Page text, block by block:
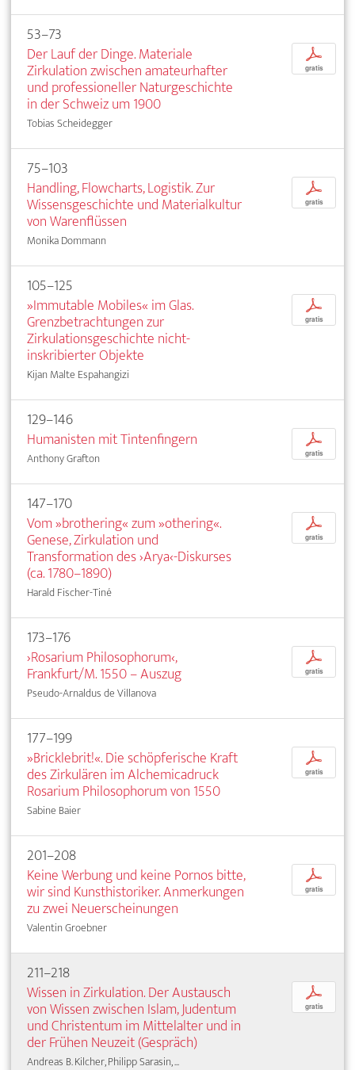
53–73
Der Lauf der Dinge. Materiale
Zirkulation zwischen amateurhafter
und professioneller Naturgeschichte
in der Schweiz um 1900
Tobias Scheidegger
p
gratis
75–103
Handling, Flowcharts, Logistik. Zur
Wissensgeschichte und Materialkultur
von Warenflüssen
Monika Dommann
p
gratis
105–125
»Immutable Mobiles« im Glas.
Grenzbetrachtungen zur
Zirkulationsgeschichte nicht-
inskribierter Objekte
Kijan Malte Espahangizi
p
gratis
129–146
Humanisten mit Tintenfingern
Anthony Grafton
p
gratis
147–170
Vom »brothering« zum »othering«.
Genese, Zirkulation und
Transformation des ›Arya‹-Diskurses
(ca. 1780–1890)
Harald Fischer-Tiné
p
gratis
173–176
›Rosarium Philosophorum‹,
Frankfurt/M. 1550 – Auszug
Pseudo-Arnaldus de Villanova
p
gratis
177–199
»Bricklebrit!«. Die schöpferische Kraft
des Zirkulären im Alchemicadruck
Rosarium Philosophorum von 1550
Sabine Baier
p
gratis
201–208
Keine Werbung und keine Pornos bitte,
wir sind Kunsthistoriker. Anmerkungen
zu zwei Neuerscheinungen
Valentin Groebner
p
gratis
211–218
Wissen in Zirkulation. Der Austausch
von Wissen zwischen Islam, Judentum
und Christentum im Mittelalter und in
der Frühen Neuzeit (Gespräch)
Andreas B. Kilcher, Philipp Sarasin, ...
p
gratis